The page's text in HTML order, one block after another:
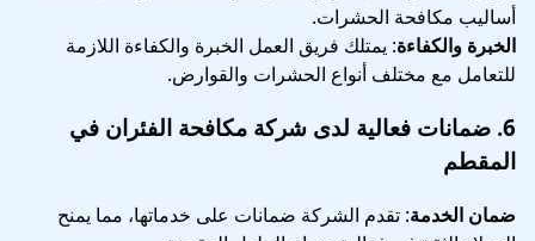
أساليب مكافحة الحشرات.
الخبرة والكفاءة: يمتلك فريق العمل الخبرة والكفاءة اللازمة
للتعامل مع مختلف أنواع الحشرات والقوارض.
6. ضمانات فعالية لدى شركة مكافحة الفئران في
المقطم
ضمان الخدمة: تقدم الشركة ضمانات على خدماتها، مما يمنح